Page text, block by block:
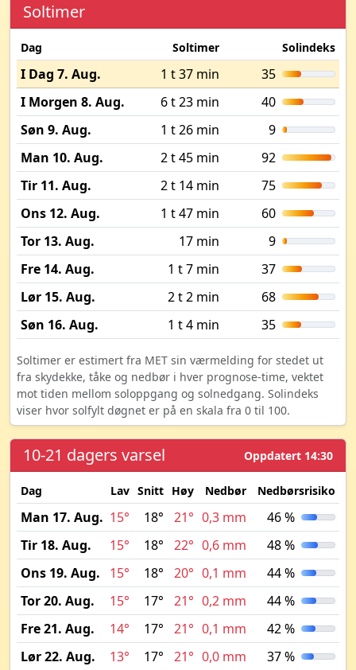
Soltimer
Dag Soltimer Solindeks
I Dag 7. Aug. 1 t 37 min
35
I Morgen 8. Aug.
6 t 23 min
40
Søn 9. Aug.
1 t 26 min
9
Man 10. Aug.
2 t 45 min
92
Tir 11. Aug.
2 t 14 min
75
Ons 12. Aug.
1 t 47 min
60
Tor 13. Aug.
17 min
9
Fre 14. Aug.
1 t 7 min
37
Lør 15. Aug.
2 t 2 min
68
Søn 16. Aug.
1 t 4 min 35
Soltimer er estimert fra MET sin værmelding for stedet ut
fra skydekke, tåke og nedbør i hver prognose-time, vektet
mot tiden mellom soloppgang og solnedgang. Solindeks
viser hvor solfylt døgnet er på en skala fra 0 til 100.
10-21 dagers varsel Oppdatert 14:30
Dag Lav Snitt Høy Nedbør Nedbørsrisiko
Man 17. Aug. 15° 18° 21° 0,3 mm
46 %
Tir 18. Aug.
15° 18° 22° 0,6 mm
48 %
Ons 19. Aug.
15° 18° 20° 0,1 mm
44 %
Tor 20. Aug.
15° 17° 21° 0,2 mm
44 %
Fre 21. Aug.
14° 17° 21° 0,1 mm
42 %
Lør 22. Aug.
13° 17° 21° 0,0 mm 37 %